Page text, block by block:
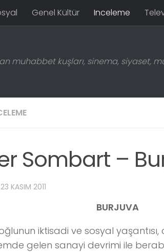
Genel Kültür Inceleme
muhabbet kuşları, sinema, siyaset,
Sombart –
23 KASIM 2011
BURJUVA
iktisadi ve sosyal yaşantısı,
gelen sanayi devrimi ile